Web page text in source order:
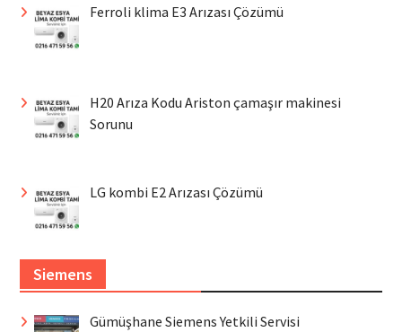
Ferroli klima E3 Arızası Çözümü
H20 Arıza Kodu Ariston çamaşır makinesi
Sorunu
LG kombi E2 Arızası Çözümü
Siemens
Gümüşhane Siemens Yetkili Servisi